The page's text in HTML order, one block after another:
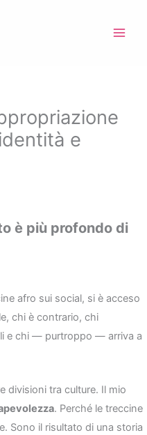
e
è più profondo di
afro sui social, si è acceso
chi è contrario, chi
e chi — purtroppo — arriva a
divisioni tra culture. Il mio
. Perché le treccine
Sono il risultato di una storia